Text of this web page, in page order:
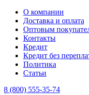
О компании
Доставка и оплата
Оптовым
Контакты
Кредит
Кредит без
Политика
Статьи
8 (800) 555-35-74